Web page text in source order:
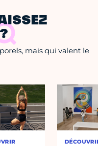
mais qui valent le